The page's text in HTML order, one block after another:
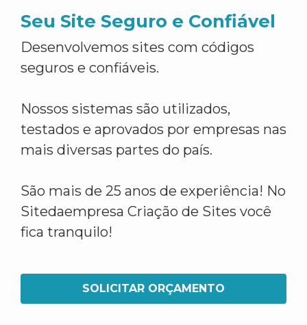
Seu Site Seguro e Confiável
Desenvolvemos sites com códigos
seguros e confiáveis.
Nossos sistemas são utilizados,
testados e aprovados por empresas nas
mais diversas partes do país.
São mais de 25 anos de experiência! No
Sitedaempresa Criação de Sites você
fica tranquilo!
SOLICITAR ORÇAMENTO